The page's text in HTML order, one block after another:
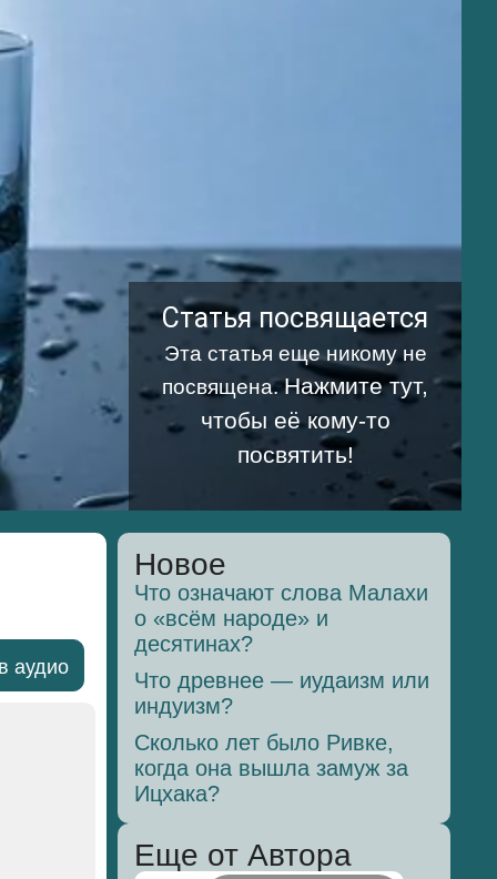
Статья посвящается
Эта статья еще никому не
посвящена.Нажмите тут,
чтобы её кому-то
посвятить!
аудио
Новое
Что означают слова Малахи
о «всём народе» и
десятинах?
Что древнее — иудаизм или
индуизм?
Сколько лет было Ривке,
когда она вышла замуж за
Ицхака?
Еще от Автора